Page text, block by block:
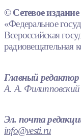
© Сетевое
«Федеральное
Всероссийская
Главный редактор
А. А. Филипповский
Эл. почта
info@vesti.ru